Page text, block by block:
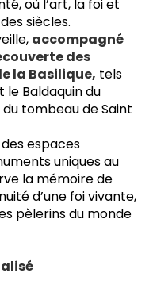
où l’art, la foi et
siècles.
accompagné
des
la Basilique, tels
le Baldaquin du
tombeau de Saint
espaces
uniques au
la mémoire de
d’une foi vivante,
pèlerins du monde